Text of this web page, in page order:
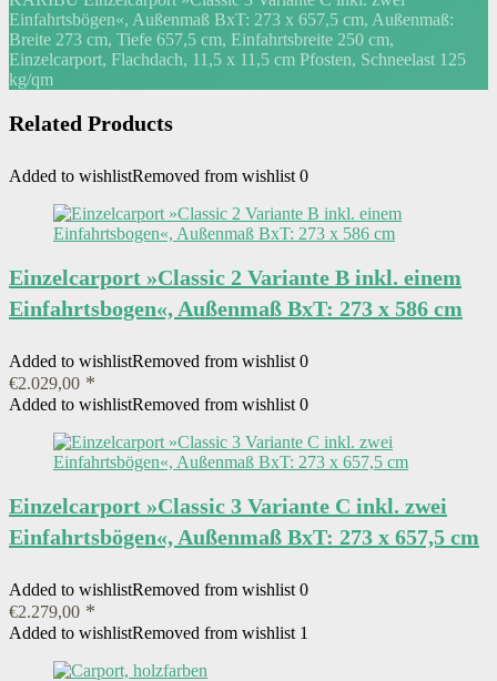
Einfahrtsbögen«, Außenmaß BxT: 273 x 657,5 cm, Außenmaß:
Breite 273 cm, Tiefe 657,5 cm, Einfahrtsbreite 250 cm,
Einzelcarport, Flachdach, 11,5 x 11,5 cm Pfosten, Schneelast 125
kg/qm
Related Products
Added to wishlistRemoved from wishlist 0
Einzelcarport »Classic 2 Variante B inkl. einem
Einfahrtsbogen«, Außenmaß BxT: 273 x 586 cm
Added to wishlistRemoved from wishlist 0
€2.029,00
Added to wishlistRemoved from wishlist 0
Einzelcarport »Classic 3 Variante C inkl. zwei
Einfahrtsbögen«, Außenmaß BxT: 273 x 657,5 cm
Added to wishlistRemoved from wishlist 0
€2.279,00
Added to wishlistRemoved from wishlist 1